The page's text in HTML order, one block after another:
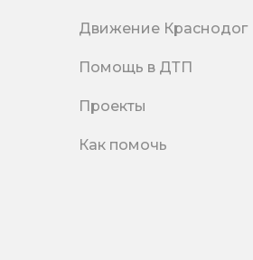
Движение Краснодог
Помощь в ДТП
Проекты
Как помочь